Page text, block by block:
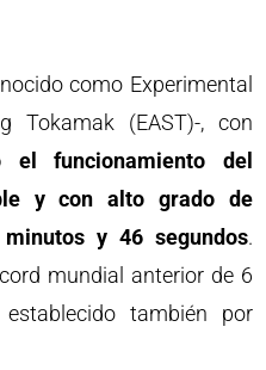
como Experimental
Tokamak (EAST)-, con
el funcionamiento del
y con alto grado de
y 46 segundos.
mundial anterior de 6
también por